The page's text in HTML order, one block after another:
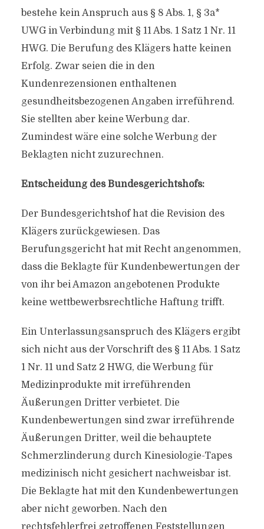
bestehe kein Anspruch aus § 8 Abs. 1, § 3a*
UWG in Verbindung mit § 11 Abs. 1 Satz 1 Nr. 11
HWG. Die Berufung des Klägers hatte keinen
Erfolg. Zwar seien die in den
Kundenrezensionen enthaltenen
gesundheitsbezogenen Angaben irreführend.
Sie stellten aber keine Werbung dar.
Zumindest wäre eine solche Werbung der
Beklagten nicht zuzurechnen.
Entscheidung des Bundesgerichtshofs:
Der Bundesgerichtshof hat die Revision des
Klägers zurückgewiesen. Das
Berufungsgericht hat mit Recht angenommen,
dass die Beklagte für Kundenbewertungen der
von ihr bei Amazon angebotenen Produkte
keine wettbewerbsrechtliche Haftung trifft.
Ein Unterlassungsanspruch des Klägers ergibt
sich nicht aus der Vorschrift des § 11 Abs. 1 Satz
1 Nr. 11 und Satz 2 HWG, die Werbung für
Medizinprodukte mit irreführenden
Äußerungen Dritter verbietet. Die
Kundenbewertungen sind zwar irreführende
Äußerungen Dritter, weil die behauptete
Schmerzlinderung durch Kinesiologie-Tapes
medizinisch nicht gesichert nachweisbar ist.
Die Beklagte hat mit den Kundenbewertungen
aber nicht geworben. Nach den
rechtsfehlerfrei getroffenen Feststellungen